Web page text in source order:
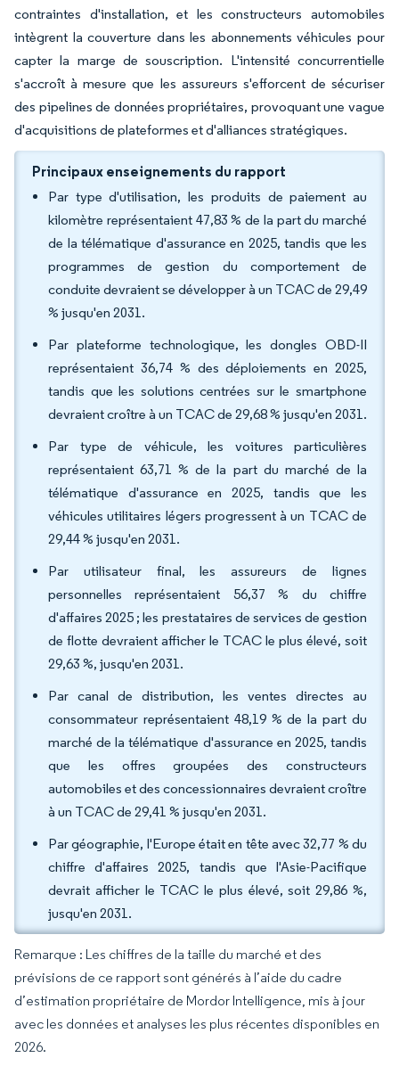
contraintes d'installation, et les constructeurs automobiles
intègrent la couverture dans les abonnements véhicules pour
capter la marge de souscription. L'intensité concurrentielle
s'accroît à mesure que les assureurs s'efforcent de sécuriser
des pipelines de données propriétaires, provoquant une vague
d'acquisitions de plateformes et d'alliances stratégiques.
Principaux enseignements du rapport
Par type d'utilisation, les produits de paiement au
kilomètre représentaient 47,83 % de la part du marché
de la télématique d'assurance en 2025, tandis que les
programmes de gestion du comportement de
conduite devraient se développer à un TCAC de 29,49
% jusqu'en 2031.
Par plateforme technologique, les dongles OBD-II
représentaient 36,74 % des déploiements en 2025,
tandis que les solutions centrées sur le smartphone
devraient croître à un TCAC de 29,68 % jusqu'en 2031.
Par type de véhicule, les voitures particulières
représentaient 63,71 % de la part du marché de la
télématique d'assurance en 2025, tandis que les
véhicules utilitaires légers progressent à un TCAC de
29,44 % jusqu'en 2031.
Par utilisateur final, les assureurs de lignes
personnelles représentaient 56,37 % du chiffre
d'affaires 2025 ; les prestataires de services de gestion
de flotte devraient afficher le TCAC le plus élevé, soit
29,63 %, jusqu'en 2031.
Par canal de distribution, les ventes directes au
consommateur représentaient 48,19 % de la part du
marché de la télématique d'assurance en 2025, tandis
que les offres groupées des constructeurs
automobiles et des concessionnaires devraient croître
à un TCAC de 29,41 % jusqu'en 2031.
Par géographie, l'Europe était en tête avec 32,77 % du
chiffre d'affaires 2025, tandis que l'Asie-Pacifique
devrait afficher le TCAC le plus élevé, soit 29,86 %,
jusqu'en 2031.
Remarque : Les chiffres de la taille du marché et des
prévisions de ce rapport sont générés à l’aide du cadre
d’estimation propriétaire de Mordor Intelligence, mis à jour
avec les données et analyses les plus récentes disponibles en
2026.